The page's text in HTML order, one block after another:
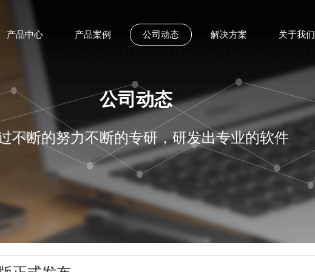
产品中心 产品案例 公司动态 解决方案 关于我们
公司动态
不断的努力不断的专研，研发出专业的软件